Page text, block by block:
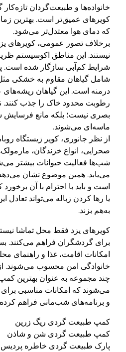
خانواده‌ها و طبیعت‌گردان
کویرهای عمیق‌تر است. بهترین
که دمای هوا معتدل‌تر می‌شود.
برخلاف تصور عمومی، کویرهای
نیستند. این مناطق اکوسیستم
شرایط کم‌آبی سازگار شده است.
شامل گیاهان مقاوم به خشکی مثل
درمنه است. این گیاهان ریشه‌های
رطوبت محدود خاک را جذب کنند.
بصری نیست؛ بلکه مانع
ماسه‌ای می‌شوند.
از نظر جانوری، کویر زیستگاه
صحرایی، انواع خزندگان،
شب‌ها فعالیت حیوانات بیشتر
می‌یابد. همین موضوع نشان
است و باید با احترام با آن
یا رها کردن زباله می‌تواند تعادل
به‌هم بزند.
کویرهای یزد فقط محل تماشا
برای گردشگران فراهم می‌کنند.
امکانات اقامت، غذا و راهنمای
خانوادگی امن محسوب می‌شوند. از
چند مجموعه به عنوان بهترین
می‌شوند که امکانات مناسبی
و برنامه‌های شب‌مانی فراهم
کمپ طبیعت گردی ریگ زرین
کمپ طبیعت گردی شن و شاذن
پارک طبیعت گردی خاطره پردیس